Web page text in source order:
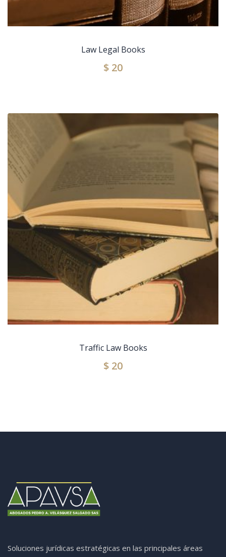
Law Legal Books
$ 20
Traffic Law Books
$ 20
Soluciones jurídicas estratégicas en las principales áreas